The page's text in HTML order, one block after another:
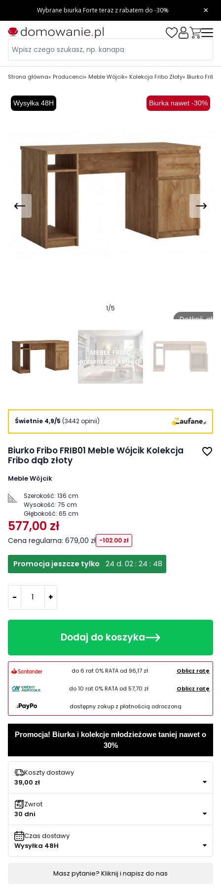
Strona główna Producenci Meble Wójcik Kolekcja Fribo Złoty Biurko Fribo
Wysyłka 48H Biurka nawet -30%
Dotknij,
1/5
Świetnie 4,9/5 (3442 opinii)
Biurko Fribo FRIB01 Meble Wójcik Kolekcja
Fribo dąb złoty
favorite_border
Meble Wójcik
Szerokość: 136 cm
Wysokość: 75 cm
Głębokość: 65 cm
577,00 zł
Cena regularna: 679,00 zł -102.00 zł
Promocja jeszcze tylko 24 d. 02 :24 : 48
- +
Dodaj do koszyka
do 6 rat 0% RATA od 96,17 zł Oblicz ratę
do 10 rat 0% RATA od 57,70 zł Oblicz ratę
dostępny zakup z płatnością odroczoną
Promocja! Biurka i kolekcje młodzieżowe taniej nawet o
30%
Koszty dostawy
39,00 zł
Zwrot
30 dni
Czas dostawy
Wysyłka 48H
Masz pytanie? Kliknij i napisz do nas